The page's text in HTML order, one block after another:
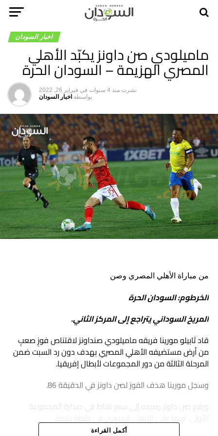
اخبار السودان
ماميلودي صن داونز يكبّد الأهلي
المصري الهزيمة – السودان الحرة
نشرت منذ 4 سنوات في فبراير 26, 2022
بواسطه اخبار السودان
من مباراة الأهلي المصري وصن
الخرطوم: السودان الحرة
المريخ السوداني يتراجع إلى المركز الثاني.
قاد ثابيلو مورينا فريقه ماميلودي صنداونز لاقتناص فوزٍ صعبٍ
من أرض مستضيفه الأهلي المصري بهدف دون رد السبت ضمن
المرحلة الثالثة من دور المجموعات لأبطال إفريقيا.
وسجل مورينا هدف الفوز لصن داونز في الدقيقة 86.
ورفع صن داونز رصيده إلى سبع نقاط في صدارة المجموعة
أكمل القراءة